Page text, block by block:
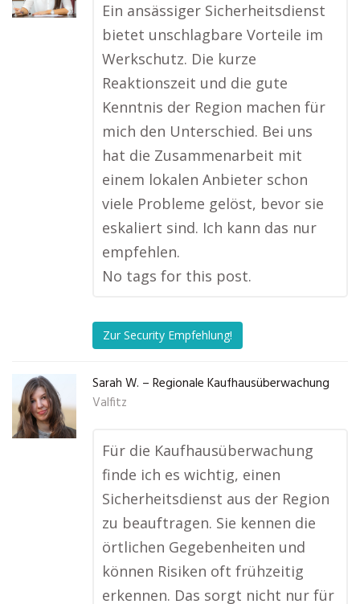
Ein ansässiger Sicherheitsdienst
bietet unschlagbare Vorteile im
Werkschutz. Die kurze
Reaktionszeit und die gute
Kenntnis der Region machen für
mich den Unterschied. Bei uns
hat die Zusammenarbeit mit
einem lokalen Anbieter schon
viele Probleme gelöst, bevor sie
eskaliert sind. Ich kann das nur
empfehlen.
No tags for this post.
Zur Security Empfehlung!
Sarah W. – Regionale Kaufhausüberwachung
Valfitz
Für die Kaufhausüberwachung
finde ich es wichtig, einen
Sicherheitsdienst aus der Region
zu beauftragen. Sie kennen die
örtlichen Gegebenheiten und
können Risiken oft frühzeitig
erkennen. Das sorgt nicht nur für